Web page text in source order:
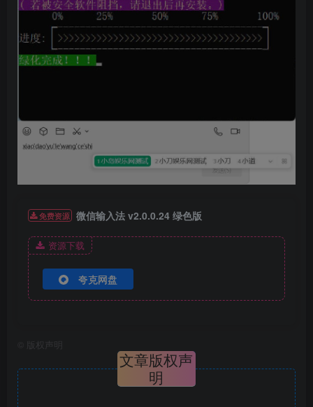
免费资源 微信输入法 v2.0.0.24 绿色版
资源下载
夸克网盘
版权声明
文章版权声
明